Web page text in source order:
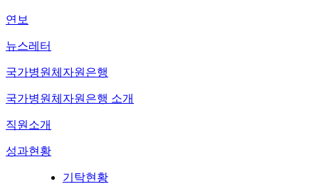
연보
뉴스레터
국가병원체자원은행
국가병원체자원은행 소개
직원소개
성과현황
기탁현황